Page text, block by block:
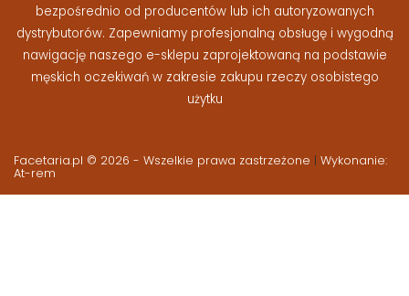
bezpośrednio od producentów lub ich autoryzowanych
dystrybutorów. Zapewniamy profesjonalną obsługę i wygodną
nawigację naszego e-sklepu zaprojektowaną na podstawie
męskich oczekiwań w zakresie zakupu rzeczy osobistego
użytku
Facetaria.pl © 2026 - Wszelkie prawa zastrzeżone | Wykonanie:
At-rem